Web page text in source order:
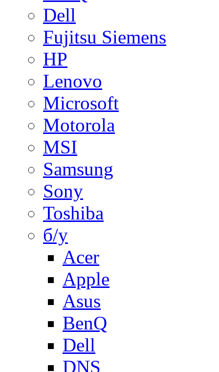
Dell
Fujitsu Siemens
HP
Lenovo
Microsoft
Motorola
MSI
Samsung
Sony
Toshiba
б/у
Acer
Apple
Asus
BenQ
Dell
DNS